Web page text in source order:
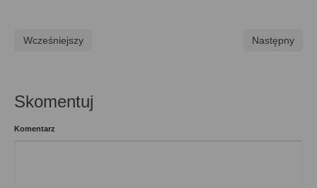
Wcześniejszy Następny
Skomentuj
Komentarz